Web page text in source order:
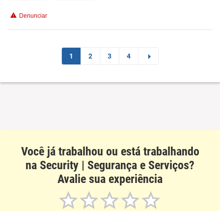
Recomenda esta empresa
Recomenda a diretoria
Denunciar
1 2 3 4
Você já trabalhou ou está trabalhando
na Security | Segurança e Serviços?
Avalie sua experiência